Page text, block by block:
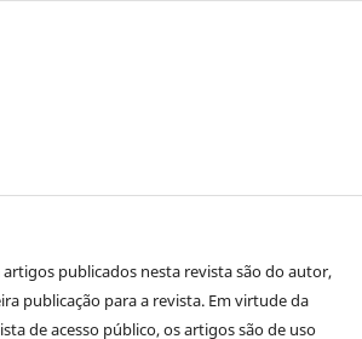
publicados nesta revista são do autor,
publicação para a revista. Em virtude da
de acesso público, os artigos são de uso